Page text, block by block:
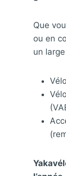
Que
ou en
un